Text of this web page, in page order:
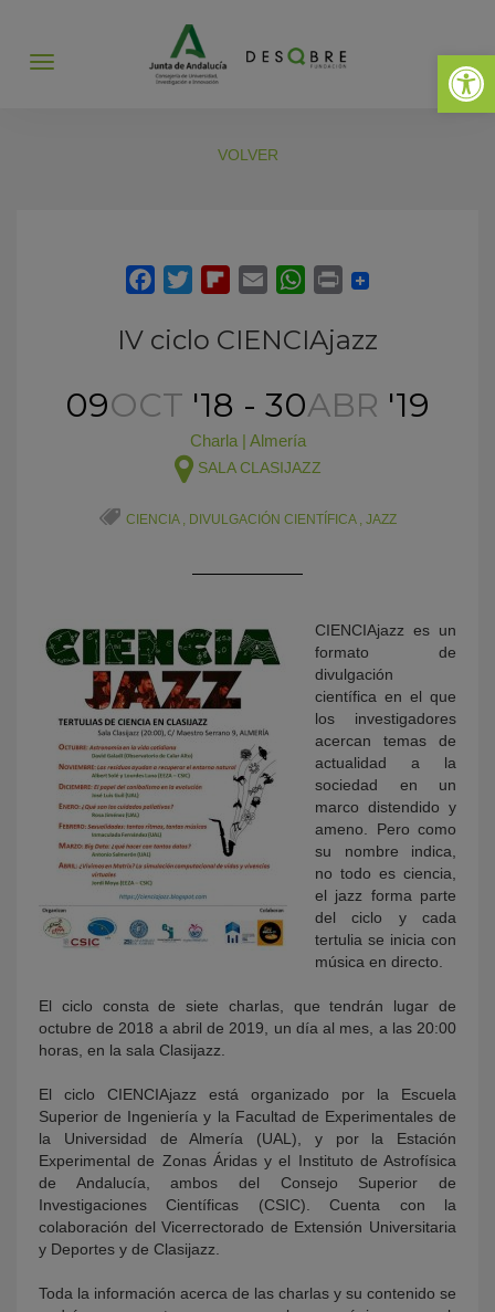
Abrir
Abrir
VOLVER
IV ciclo CIENCIAjazz
09OCT '18 - 30ABR '19
Charla| Almería
SALA CLASIJAZZ
CIENCIA, DIVULGACIÓN CIENTÍFICA, JAZZ
CIENCIAjazz es un
formato de
divulgación
científica en el que
los investigadores
acercan temas de
actualidad a la
sociedad en un
marco distendido y
ameno. Pero como
su nombre indica,
no todo es ciencia,
el jazz forma parte
del ciclo y cada
tertulia se inicia con
música en directo.
El ciclo consta de siete charlas, que tendrán lugar de
octubre de 2018 a abril de 2019, un día al mes, a las 20:00
horas, en la sala Clasijazz.
El ciclo CIENCIAjazz está organizado por la Escuela
Superior de Ingeniería y la Facultad de Experimentales de
la Universidad de Almería (UAL), y por la Estación
Experimental de Zonas Áridas y el Instituto de Astrofísica
de Andalucía, ambos del Consejo Superior de
Investigaciones Científicas (CSIC). Cuenta con la
colaboración del Vicerrectorado de Extensión Universitaria
y Deportes y de Clasijazz.
Toda la información acerca de las charlas y su contenido se